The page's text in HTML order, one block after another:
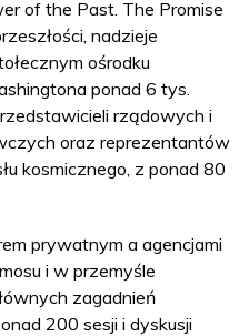
of the Past. The Promise
nadzieje
ośrodku
ponad 6 tys.
rządowych i
oraz reprezentantów
kosmicznego, z ponad 80
prywatnym a agencjami
i w przemyśle
zagadnień
200 sesji i dyskusji